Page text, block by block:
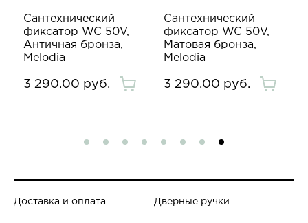
Сантехнический
фиксатор WC 50V,
Античная бронза,
Melodia
3 290.00 руб.
Сантехнический
фиксатор WC 50V,
Матовая бронза,
Melodia
3 290.00 руб.
Доставка и оплата Дверные ручки